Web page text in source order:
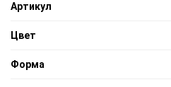
Артикул
Цвет
Форма